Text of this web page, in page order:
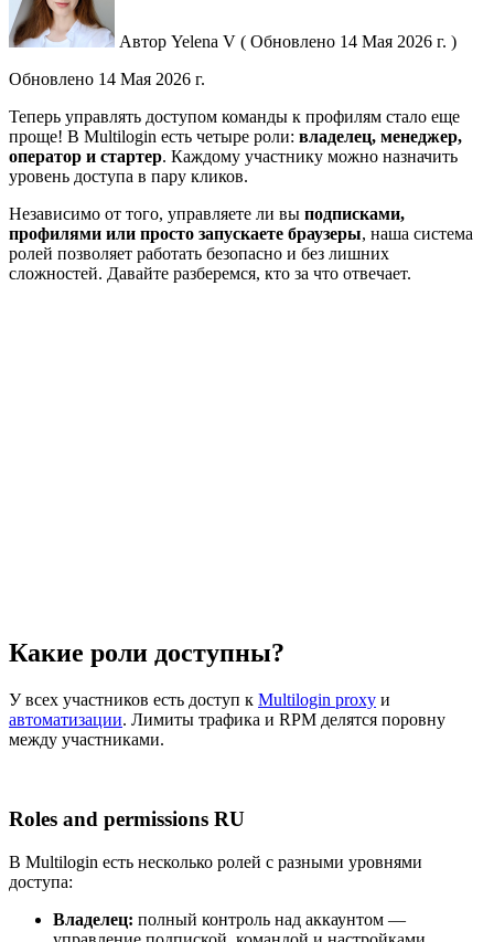
Автор Yelena V ( Обновлено 14 Мая 2026 г. )
Обновлено 14 Мая 2026 г.
Теперь управлять доступом команды к профилям стало еще
проще! В Multilogin есть четыре роли: владелец, менеджер,
оператор и стартер. Каждому участнику можно назначить
уровень доступа в пару кликов.
Независимо от того, управляете ли вы подписками,
профилями или просто запускаете браузеры, наша система
ролей позволяет работать безопасно и без лишних
сложностей. Давайте разберемся, кто за что отвечает.
Какие роли доступны?
У всех участников есть доступ к Multilogin proxy и
автоматизации. Лимиты трафика и RPM делятся поровну
между участниками.
Roles and permissions RU
В Multilogin есть несколько ролей с разными уровнями
доступа:
Владелец: полный контроль над аккаунтом —